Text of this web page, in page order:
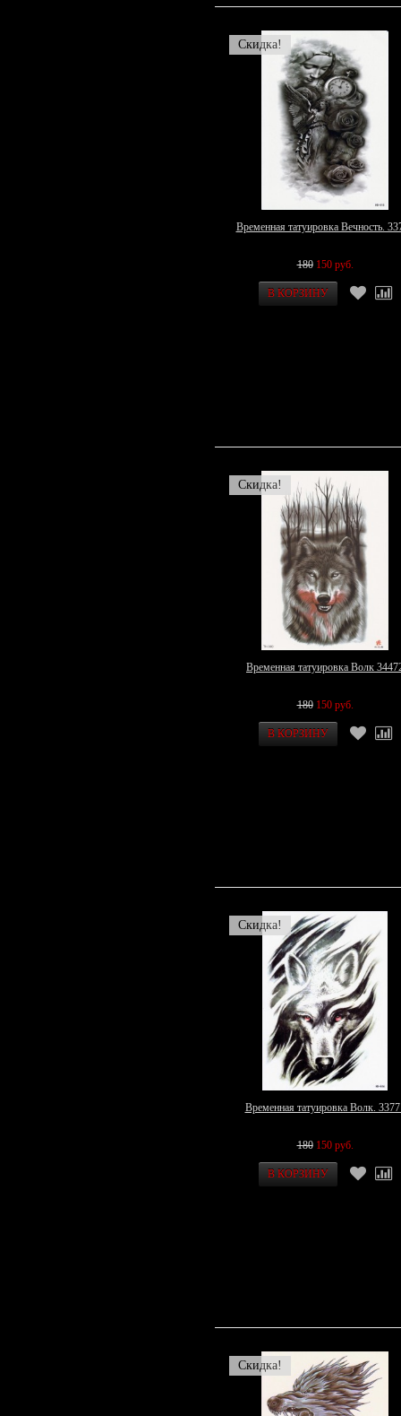
Скидка!
Временная татуировка Вечность.
180 150 руб.
Скидка!
Временная татуировка Волк
180 150 руб.
Скидка!
Временная татуировка Волк.
180 150 руб.
Скидка!